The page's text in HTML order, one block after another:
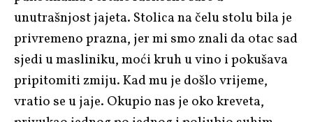
unutrašnjost jajeta. Stolica na čelu stolu bila je
privremeno prazna, jer mi smo znali da otac sad
sjedi u masliniku, moći kruh u vino i pokušava
pripitomiti zmiju. Kad mu je došlo vrijeme,
vratio se u jaje. Okupio nas je oko kreveta,